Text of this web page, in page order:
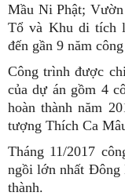
Mầu Ni Phật;
Tổ và Khu di tích
đến gần 9 năm
Công trình được
của dự án gồm 4
hoàn thành năm
tượng Thích Ca
Tháng 11/2017
ngồi lớn nhất Đông
thành.